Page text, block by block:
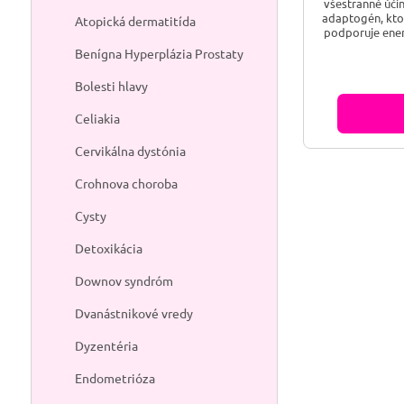
všestranné
adaptogén,
podporuje
vyčerpania.
podporuje
systéme
Atopická dermatitída
Benígna Hyperplázia Prostaty
Bolesti hlavy
Celiakia
Cervikálna dystónia
Crohnova choroba
Cysty
Detoxikácia
Downov syndróm
Dvanástnikové vredy
Dyzentéria
Endometrióza